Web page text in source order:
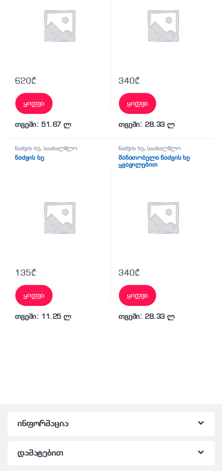
620₾
ყიდვა
თვეში: 51.67 ლ
340₾
ყიდვა
თვეში: 28.33 ლ
ნაძვის ხე,საახალწლო
ნაძვის ხე
135₾
ყიდვა
თვეში: 11.25 ლ
ნაძვის ხე,საახალწლო
მანათობელა ნაძვის ხე
ყვავილებით
340₾
ყიდვა
თვეში: 28.33 ლ
ინფორმაცია
დამატებით